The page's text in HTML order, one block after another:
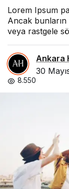
Lorem Ipsum
Ancak
veya rastgele
Ankara
30
8.550